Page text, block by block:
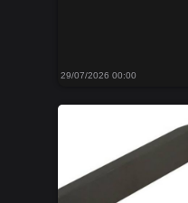
29/07/2026 00:00